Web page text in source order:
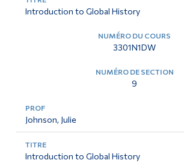
Introduction to Global History
3301N1DW
9
Johnson, Julie
Introduction to Global History